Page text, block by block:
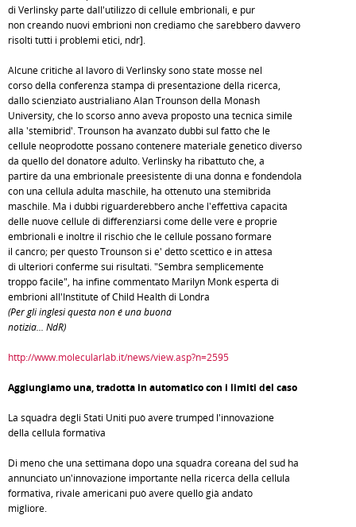
di Verlinsky parte dall'utilizzo di cellule embrionali, e pur
non creando nuovi embrioni non crediamo che sarebbero davvero
risolti tutti i problemi etici, ndr].
Alcune critiche al lavoro di Verlinsky sono state mosse nel
corso della conferenza stampa di presentazione della ricerca,
dallo scienziato austrialiano Alan Trounson della Monash
University, che lo scorso anno aveva proposto una tecnica simile
alla 'stemibrid'. Trounson ha avanzato dubbi sul fatto che le
cellule neoprodotte possano contenere materiale genetico diverso
da quello del donatore adulto. Verlinsky ha ribattuto che, a
partire da una embrionale preesistente di una donna e fondendola
con una cellula adulta maschile, ha ottenuto una stemibrida
maschile. Ma i dubbi riguarderebbero anche l'effettiva capacità
delle nuove cellule di differenziarsi come delle vere e proprie
embrionali e inoltre il rischio che le cellule possano formare
il cancro; per questo Trounson si e' detto scettico e in attesa
di ulteriori conferme sui risultati. "Sembra semplicemente
troppo facile", ha infine commentato Marilyn Monk esperta di
embrioni all'Institute of Child Health di Londra
(Per gli inglesi questa non é una buona
notizia... NdR)
http://www.molecularlab.it/news/view.asp?n=2595
Aggiungiamo una, tradotta in automatico con i limiti del caso
La squadra degli Stati Uniti può avere trumped l'innovazione
della cellula formativa
Di meno che una settimana dopo una squadra coreana del sud ha
annunciato un'innovazione importante nella ricerca della cellula
formativa, rivale americani può avere quello già andato
migliore.